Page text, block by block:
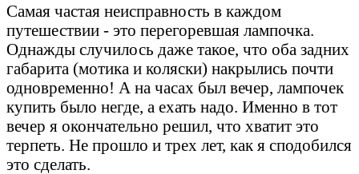
Самая частая неисправность в каждом
путешествии - это перегоревшая лампочка.
Однажды случилось даже такое, что оба задних
габарита (мотика и коляски) накрылись почти
одновременно! А на часах был вечер, лампочек
купить было негде, а ехать надо. Именно в тот
вечер я окончательно решил, что хватит это
терпеть. Не прошло и трех лет, как я сподобился
это сделать.